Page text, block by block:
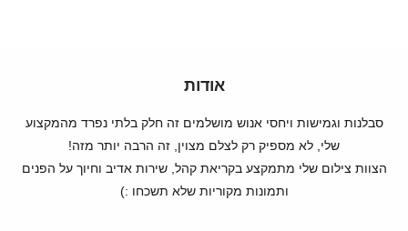
אודות
סבלנות וגמישות ויחסי אנוש מושלמים זה חלק בלתי נפרד מהמקצוע
שלי, לא מספיק רק לצלם מצוין, זה הרבה יותר מזה!
הצוות צילום שלי מתמקצע בקריאת קהל, שירות אדיב וחיוך על הפנים
ותמונות מקוריות שלא תשכחו :)